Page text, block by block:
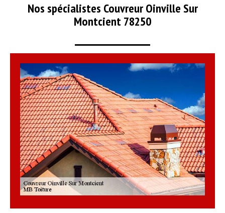
Nos spécialistes Couvreur Oinville Sur
Montcient 78250